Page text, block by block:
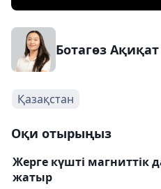
Ботагөз Ақиқат
Қазақстан
Оқи отырыңыз
Жерге күшті магниттік
жатыр